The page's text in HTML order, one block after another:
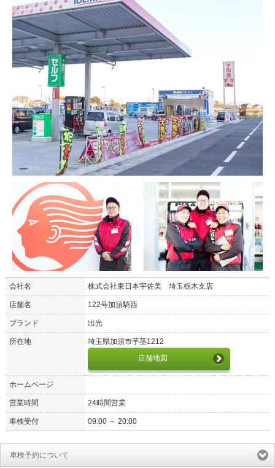
会社名 株式会社東日本宇佐美 埼玉栃木支店
店舗名 122号加須騎西
ブランド 出光
所在地
埼玉県加須市芋茎1212
店舗地図
ホームページ
営業時間 24時間営業
車検受付 09:00 ～ 20:00
車検予約について